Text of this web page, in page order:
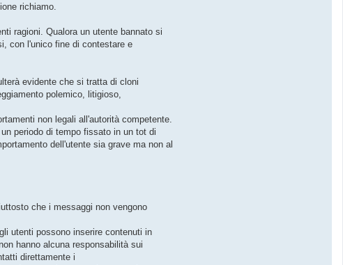
richiamo.
ragioni. Qualora un utente bannato si
con l'unico fine di contestare e
evidente che si tratta di cloni
polemico, litigioso,
non legali all'autorità competente.
periodo di tempo fissato in un tot di
dell'utente sia grave ma non al
che i messaggi non vengono
utenti possono inserire contenuti in
hanno alcuna responsabilità sui
direttamente i